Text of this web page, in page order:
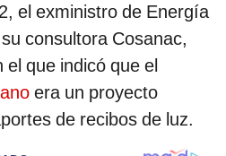
el exministro de Energía
consultora Cosanac,
que indicó que el
era un proyecto
de recibos de luz.